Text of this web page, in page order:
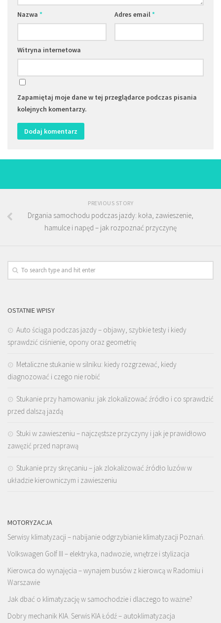
Nazwa * Adres email*
Witryna internetowa
Zapamiętaj moje dane w tej przeglądarce podczas pisania
kolejnych komentarzy.
PREVIOUS STORY
Drgania samochodu podczas jazdy: koła, zawieszenie,
hamulce i napęd – jak rozpoznać przyczynę
OSTATNIE WPISY
Auto ściąga podczas jazdy – objawy, szybkie testy i kiedy
sprawdzić ciśnienie, opony oraz geometrię
Metaliczne stukanie w silniku: kiedy rozgrzewać, kiedy
diagnozować i czego nie robić
Stukanie przy hamowaniu: jak zlokalizować źródło i co sprawdzić
przed dalszą jazdą
Stuki w zawieszeniu – najczęstsze przyczyny i jak je prawidłowo
zawęzić przed naprawą
Stukanie przy skręcaniu – jak zlokalizować źródło luzów w
układzie kierowniczym i zawieszeniu
MOTORYZACJA
Serwisy klimatyzacji – nabijanie odgrzybianie klimatyzacji Poznań.
Volkswagen Golf III – elektryka, nadwozie, wnętrze i stylizacja
Kierowca do wynajęcia – wynajem busów z kierowcą w Radomiu i
Warszawie
Jak dbać o klimatyzację w samochodzie i dlaczego to ważne?
Dobry mechanik KIA. Serwis KIA Łódź – autoklimatyzacja